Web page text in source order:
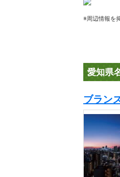
※周辺情報を
愛知県
ブラン